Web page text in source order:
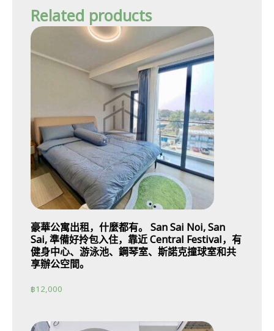
Related products
豪華公寓出租，什麼都有。 San Sai Noi, San
Sai, 準備好拎包入住，靠近 Central Festival，有
健身中心、游泳池、鋼琴室、斯諾克撞球室和共
享辦公空間。
฿12,000